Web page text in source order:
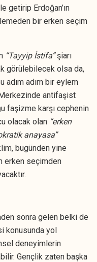
getirip Erdoğan’ın
bir erken seçim
“Tayyip İstifa”şiarı
görülebilecek olsa da,
adım adım bir eylem
antifaşist
faşizme karşı cephenin
olacak olan “erken
anayasa”
bugünden yine
erken seçimden
sonra gelen belki de
konusunda yol
deneyimlerin
Gençlik zaten başka